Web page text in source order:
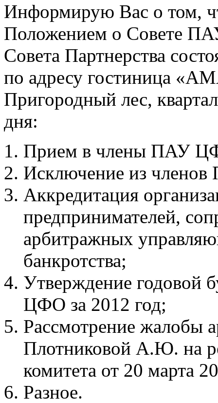
Информирую Вас о том,
Положением о Совете
Совета Партнерства
по адресу гостиница
Пригородный лес,
дня:
Прием в члены ПАУ
Исключение из
Аккредитация
предпринимателей,
арбитражных
банкротства;
Утверждение годовой
ЦФО за 2012 год;
Рассмотрение жалобы
Плотниковой А.Ю. на
комитета от 20 марта
Разное.